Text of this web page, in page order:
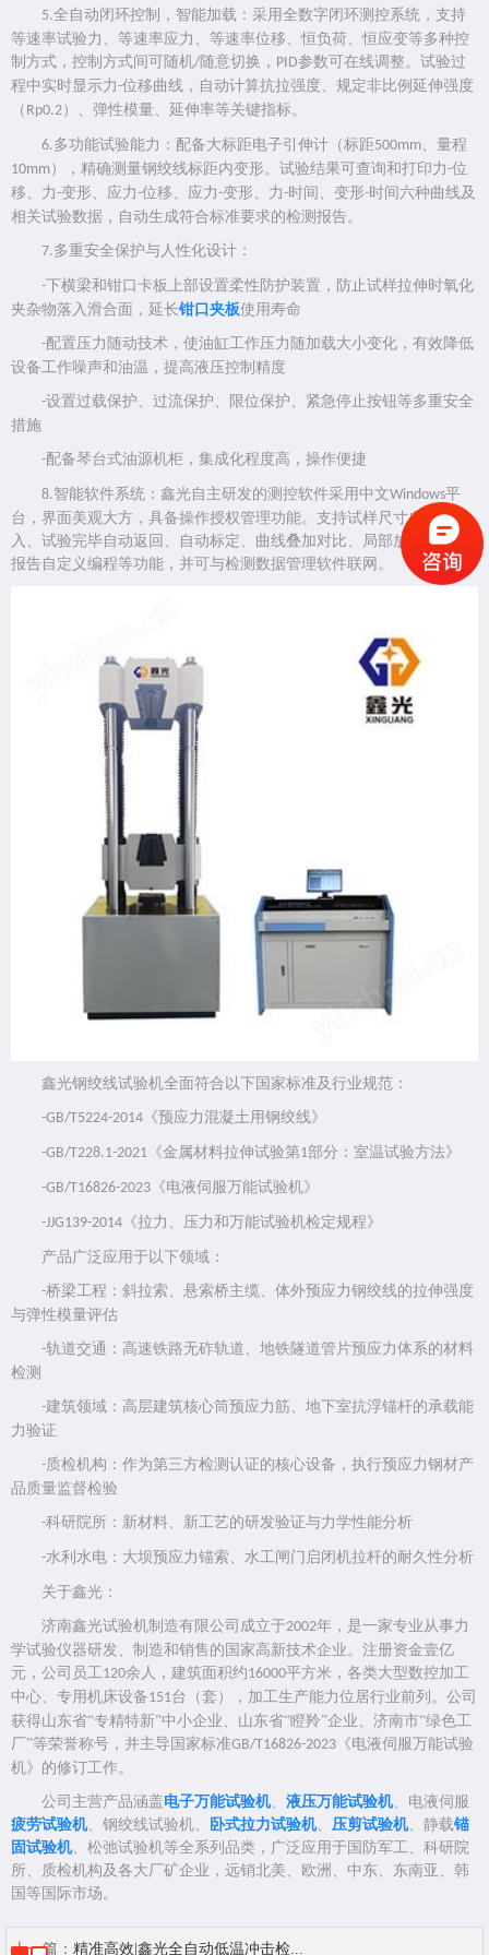
5.全自动闭环控制，智能加载：采用全数字闭环测控系统，支持
等速率试验力、等速率应力、等速率位移、恒负荷、恒应变等多种控
制方式，控制方式间可随机/随意切换， PID参数可在线调整。试验过
程中实时显示力-位移曲线，自动计算抗拉强度、规定非比例延伸强度
（ Rp0.2）、弹性模量、延伸率等关键指标。
6.多功能试验能力：配备大标距电子引伸计（标距500mm、量程
10mm），精确测量钢绞线标距内变形。试验结果可查询和打印力-位
移、力-变形、应力-位移、应力-变形、力-时间、变形-时间六种曲线及
相关试验数据，自动生成符合标准要求的检测报告。
7.多重安全保护与人性化设计：
-下横梁和钳口卡板上部设置柔性防护装置，防止试样拉伸时氧化
夹杂物落入滑合面，延长钳口夹板使用寿命
-配置压力随动技术，使油缸工作压力随加载大小变化，有效降低
设备工作噪声和油温，提高液压控制精度
-设置过载保护、过流保护、限位保护、紧急停止按钮等多重安全
措施
-配备琴台式油源机柜，集成化程度高，操作便捷
8.智能软件系统：鑫光自主研发的测控软件采用中文Windows平
台，界面美观大方，具备操作授权管理功能。支持试样尺寸自动输
入、试验完毕自动返回、自动标定、曲线叠加对比、局部放大分析、
报告自定义编程等功能，并可与检测数据管理软件联网。
鑫光钢绞线试验机全面符合以下国家标准及行业规范：
-GB/T5224-2014 《预应力混凝土用钢绞线》
-GB/T228.1-2021 《金属材料拉伸试验第1部分：室温试验方法》
-GB/T16826-2023 《电液伺服万能试验机》
-JJG139-2014 《拉力、压力和万能试验机检定规程》
产品广泛应用于以下领域：
-桥梁工程：斜拉索、悬索桥主缆、体外预应力钢绞线的拉伸强度
与弹性模量评估
-轨道交通：高速铁路无砟轨道、地铁隧道管片预应力体系的材料
检测
-建筑领域：高层建筑核心筒预应力筋、地下室抗浮锚杆的承载能
力验证
-质检机构：作为第三方检测认证的核心设备，执行预应力钢材产
品质量监督检验
-科研院所：新材料、新工艺的研发验证与力学性能分析
-水利水电：大坝预应力锚索、水工闸门启闭机拉杆的耐久性分析
关于鑫光：
济南鑫光试验机制造有限公司成立于2002年，是一家专业从事力
学试验仪器研发、制造和销售的国家高新技术企业。注册资金壹亿
元，公司员工120余人，建筑面积约16000平方米，各类大型数控加工
中心、专用机床设备151台（套），加工生产能力位居行业前列。公司
获得山东省“专精特新”中小企业、山东省“瞪羚”企业、济南市“绿色工
厂”等荣誉称号，并主导国家标准GB/T16826-2023 《电液伺服万能试验
机》的修订工作。
公司主营产品涵盖电子万能试验机、 液压万能试验机、电液伺服
疲劳试验机、钢绞线试验机、 卧式拉力试验机、 压剪试验机、静载锚
固试验机、松弛试验机等全系列品类，广泛应用于国防军工、科研院
所、质检机构及各大厂矿企业，远销北美、欧洲、中东、东南亚、韩
国等国际市场。
上一篇： 精准高效|鑫光全自动低温冲击检...